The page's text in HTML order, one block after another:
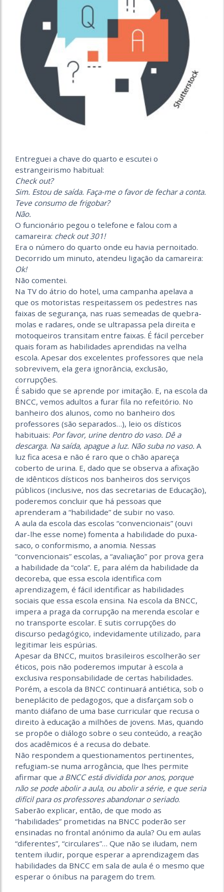
Entreguei a chave do quarto e escutei o
estrangeirismo habitual:
Check out?
Sim. Estou de saída. Faça-me o favor de fechar a conta.
Teve consumo de frigobar?
Não.
O funcionário pegou o telefone e falou com a
camareira: check out 301!
Era o número do quarto onde eu havia pernoitado.
Decorrido um minuto, atendeu ligação da camareira:
Ok!
Não comentei.
Na TV do átrio do hotel, uma campanha apelava a
que os motoristas respeitassem os pedestres nas
faixas de segurança, nas ruas semeadas de quebra-
molas e radares, onde se ultrapassa pela direita e
motoqueiros transitam entre faixas. É fácil perceber
quais foram as habilidades aprendidas na velha
escola. Apesar dos excelentes professores que nela
sobrevivem, ela gera ignorância, exclusão,
corrupções.
É sabido que se aprende por imitação. E, na escola da
BNCC, vemos adultos a furar fila no refeitório. No
banheiro dos alunos, como no banheiro dos
professores (são separados…), leio os dísticos
habituais: Por favor, urine dentro do vaso. Dê a
descarga. Na saída, apague a luz. Não suba no vaso. A
luz fica acesa e não é raro que o chão apareça
coberto de urina. E, dado que se observa a afixação
de idênticos dísticos nos banheiros dos serviços
públicos (inclusive, nos das secretarias de Educação),
poderemos concluir que há pessoas que
aprenderam a “habilidade” de subir no vaso.
A aula da escola das escolas “convencionais” (ouvi
dar-lhe esse nome) fomenta a habilidade do puxa-
saco, o conformismo, a anomia. Nessas
“convencionais” escolas, a “avaliação” por prova gera
a habilidade da “cola”. E, para além da habilidade da
decoreba, que essa escola identifica com
aprendizagem, é fácil identificar as habilidades
sociais que essa escola ensina. Na escola da BNCC,
impera a praga da corrupção na merenda escolar e
no transporte escolar. E sutis corrupções do
discurso pedagógico, indevidamente utilizado, para
legitimar leis espúrias.
Apesar da BNCC, muitos brasileiros escolherão ser
éticos, pois não poderemos imputar à escola a
exclusiva responsabilidade de certas habilidades.
Porém, a escola da BNCC continuará antiética, sob o
beneplácito de pedagogos, que a disfarçam sob o
manto diáfano de uma base curricular que recusa o
direito à educação a milhões de jovens. Mas, quando
se propõe o diálogo sobre o seu conteúdo, a reação
dos acadêmicos é a recusa do debate.
Não respondem a questionamentos pertinentes,
refugiam-se numa arrogância, que lhes permite
afirmar que a BNCC está dividida por anos, porque
não se pode abolir a aula, ou abolir a série, e que seria
difícil para os professores abandonar o seriado.
Saberão explicar, então, de que modo as
“habilidades” prometidas na BNCC poderão ser
ensinadas no frontal anónimo da aula? Ou em aulas
“diferentes”, “circulares”… Que não se iludam, nem
tentem iludir, porque esperar a aprendizagem das
habilidades da BNCC em sala de aula é o mesmo que
esperar o ónibus na paragem do trem.